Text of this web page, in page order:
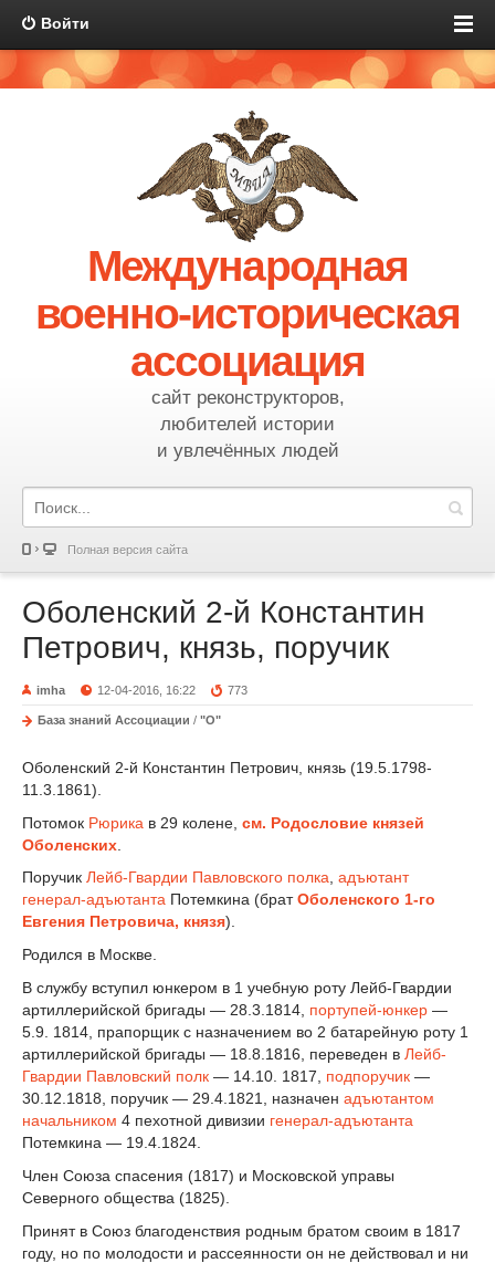
Войти
Международная
военно-историческая
ассоциация
сайт реконструкторов,
любителей истории
и увлечённых людей
Полная версия сайта
Оболенский 2-й Константин
Петрович, князь, поручик
imha 12-04-2016, 16:22 773
База знаний Ассоциации / "О"
Оболенский 2-й Константин Петрович, князь (19.5.1798-
11.3.1861).
Потомок Рюрика в 29 колене, см. Родословие князей
Оболенских
Поручик Лейб-Гвардии Павловского полка, адъютант
генерал-адъютанта Потемкина (братОболенского 1-го
Евгения Петровича, князя).
Родился в Москве.
В службу вступил юнкером в 1 учебную роту Лейб-Гвардии
артиллерийской бригады — 28.3.1814, портупей-юнкер —
5.9. 1814, прапорщик с назначением во 2 батарейную роту 1
артиллерийской бригады — 18.8.1816, переведен в Лейб-
Гвардии Павловский полк — 14.10. 1817, подпоручик —
30.12.1818, поручик — 29.4.1821, назначен адъютантом
начальником 4 пехотной дивизии генерал-адъютанта
Потемкина — 19.4.1824.
Член Союза спасения (1817) и Московской управы
Северного общества (1825).
Принят в Союз благоденствия родным братом своим в 1817
году, но по молодости и рассеянности он не действовал и ни